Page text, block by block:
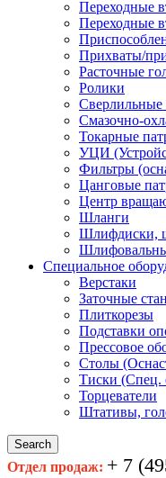
Переходные
Переходные
Прихваты/
Расточные
Ролики
Сверлильные
Смазочно-
Токарные
УЦИ
Фильтры
Цанговые
Центр
Шланги
Шлифдиски,
Специальное
Верстаки
Заточные
Плиткорезы
Подставки
Прессовое
Столы
Тиски (Спец.
Торцеватели
Штативы,
Search
Отдел продаж: + 7